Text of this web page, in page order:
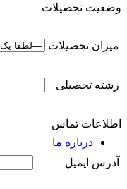
درباره ما
وضعیت تحصیلات
میزان تحصیلات
رشته تحصیلی
اطلاعات تماس
آدرس ایمیل